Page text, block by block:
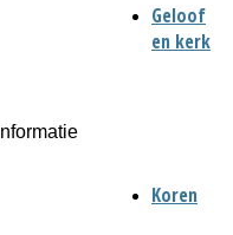
Geloof
en kerk
Koren